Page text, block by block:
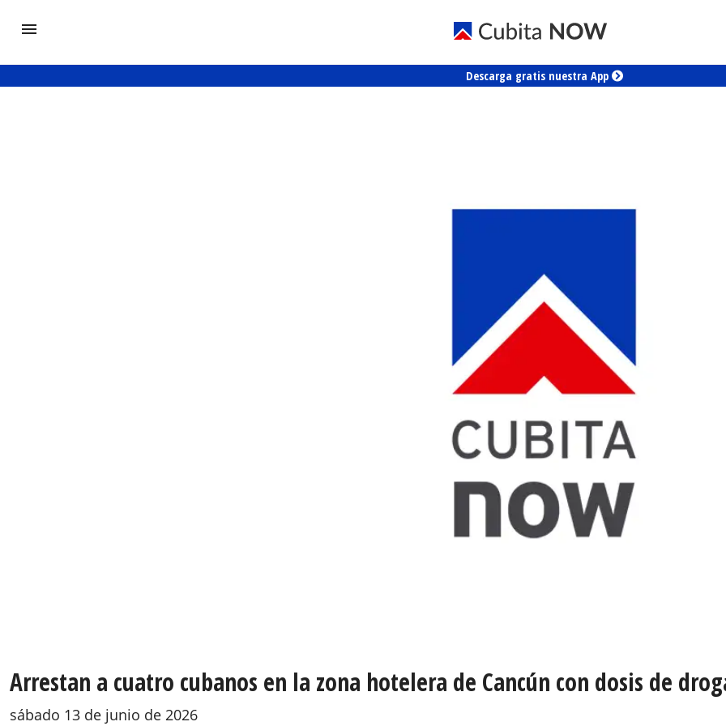
Descarga gratis nuestra App
Arrestan a cuatro cubanos en la zona hotelera de Cancún con dosis de
sábado 13 de junio de 2026